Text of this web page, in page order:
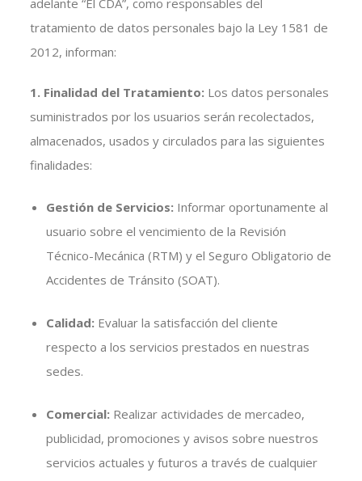
adelante “El CDA”, como responsables del
tratamiento de datos personales bajo la Ley 1581 de
2012, informan:
1. Finalidad del Tratamiento: Los datos personales
suministrados por los usuarios serán recolectados,
almacenados, usados y circulados para las siguientes
finalidades:
Gestión de Servicios: Informar oportunamente al
usuario sobre el vencimiento de la Revisión
Técnico-Mecánica (RTM) y el Seguro Obligatorio de
Accidentes de Tránsito (SOAT).
Calidad: Evaluar la satisfacción del cliente
respecto a los servicios prestados en nuestras
sedes.
Comercial: Realizar actividades de mercadeo,
publicidad, promociones y avisos sobre nuestros
servicios actuales y futuros a través de cualquier